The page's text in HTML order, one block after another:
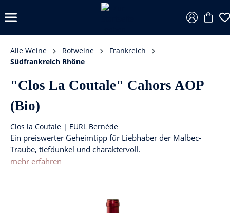
Alle Weine Rotweine
Frankreich
Südfrankreich Rhône
"Clos La Coutale" Cahors AOP
(Bio)
Clos la Coutale | EURL Bernède
Ein preiswerter Geheimtipp für Liebhaber der Malbec-
Traube, tiefdunkel und charaktervoll.
mehr erfahren